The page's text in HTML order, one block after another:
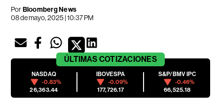
PorBloomberg News
08 de mayo, 2025 | 10:37 PM
ÚLTIMAS COTIZACIONES
NASDAQ
-0.83%
26,363.44
IBOVESPA
-0.09%
177,726.17
S&P/BMV IPC
-0.46%
66,525.18